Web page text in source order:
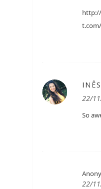
t.com/
22/
So
22/